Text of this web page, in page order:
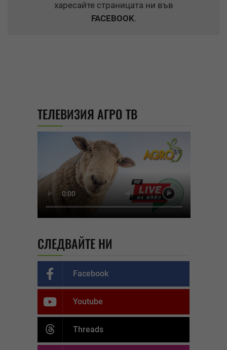
харесайте страницата ни във
FACEBOOK.
ТЕЛЕВИЗИЯ АГРО ТВ
СЛЕДВАЙТЕ НИ
Facebook
Youtube
Threads